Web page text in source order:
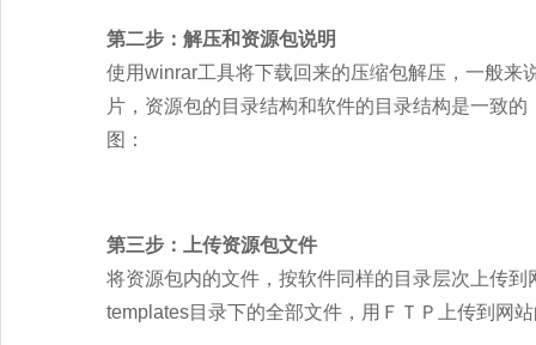
第二步：解压和资源包说明
使用winrar工具将下载回来的压缩包解压，一般来
片，资源包的目录结构和软件的目录结构是一致
图：
第三步：上传资源包文件
将资源包内的文件，按软件同样的目录层次上传
templates目录下的全部文件，用ＦＴＰ上传到网